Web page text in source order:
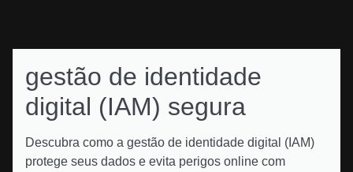
gestão de identidade
digital (IAM) segura
Descubra como a gestão de identidade digital (IAM)
protege seus dados e evita perigos online com